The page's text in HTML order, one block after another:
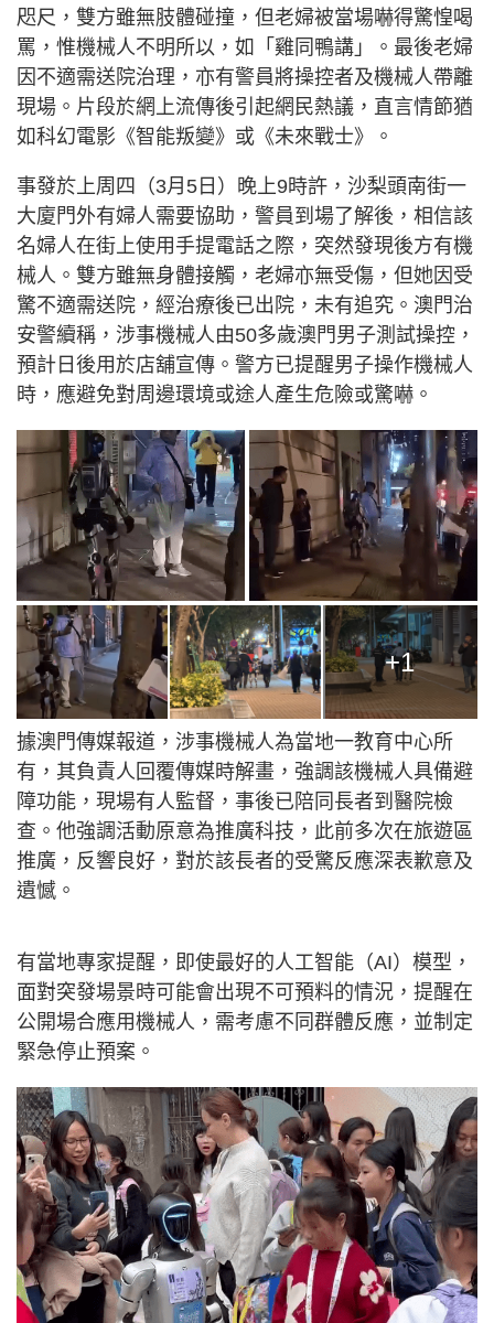
咫尺，雙方雖無肢體碰撞，但老婦被當場嚇得驚惶喝
罵，惟機械人不明所以，如「雞同鴨講」。最後老婦
因不適需送院治理，亦有警員將操控者及機械人帶離
現場。片段於網上流傳後引起網民熱議，直言情節猶
如科幻電影《智能叛變》或《未來戰士》。
事發於上周四（3月5日）晚上9時許，沙梨頭南街一
大廈門外有婦人需要協助，警員到場了解後，相信該
名婦人在街上使用手提電話之際，突然發現後方有機
械人。雙方雖無身體接觸，老婦亦無受傷，但她因受
驚不適需送院，經治療後已出院，未有追究。澳門治
安警續稱，涉事機械人由50多歲澳門男子測試操控，
預計日後用於店舖宣傳。警方已提醒男子操作機械人
時，應避免對周邊環境或途人產生危險或驚嚇。
+1
據澳門傳媒報道，涉事機械人為當地一教育中心所
有，其負責人回覆傳媒時解畫，強調該機械人具備避
障功能，現場有人監督，事後已陪同長者到醫院檢
查。他強調活動原意為推廣科技，此前多次在旅遊區
推廣，反響良好，對於該長者的受驚反應深表歉意及
遺憾。
有當地專家提醒，即使最好的人工智能（AI）模型，
面對突發場景時可能會出現不可預料的情況，提醒在
公開場合應用機械人，需考慮不同群體反應，並制定
緊急停止預案。